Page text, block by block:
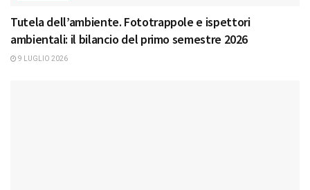
Tutela dell’ambiente. Fototrappole e ispettori
ambientali: il bilancio del primo semestre 2026
9 LUGLIO 2026